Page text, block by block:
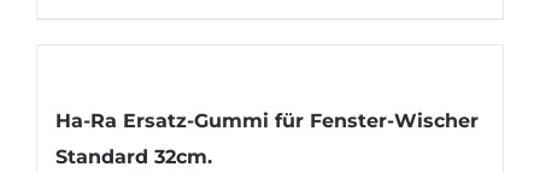
Ha-Ra Ersatz-Gummi für Fenster-Wischer
Standard 32cm.